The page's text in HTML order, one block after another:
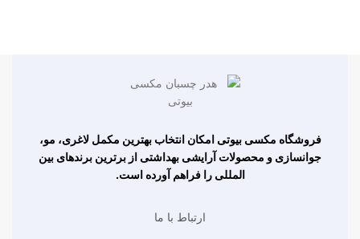
فروشگاه مکسی بیوتی امکان انتخاب بهترین مکمل لاغری، مو،
جوانسازی و محصولات آرایشی بهداشتی از برترین برندهای بین
المللی را فراهم آورده است.
ارتباط با ما